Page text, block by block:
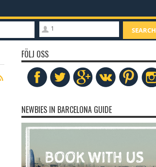
1 SEARCH
FÖLJ OSS
NEWBIES IN BARCELONA GUIDE